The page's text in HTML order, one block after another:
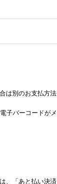
は別のお支払方
バーコードが
「あと払い決